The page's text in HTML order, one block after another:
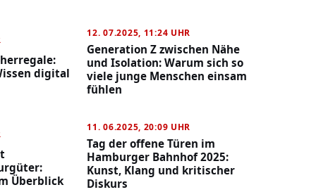
digital
12. 07.2025, 11:24 UHR
Generation Z zwischen Nähe
und Isolation: Warum sich so
viele junge Menschen einsam
fühlen
Überblick
11. 06.2025, 20:09 UHR
Tag der offene Türen im
Hamburger Bahnhof 2025:
Kunst, Klang und kritischer
Diskurs